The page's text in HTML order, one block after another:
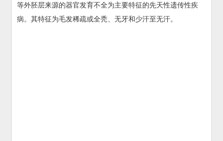
等外胚层来源的器官发育不全为主要特征的先天性遗传性疾
病。其特征为毛发稀疏或全秃、无牙和少汗至无汗。